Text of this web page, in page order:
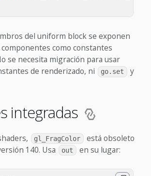
del uniform block se exponen
como constantes
se necesita migración para usar
de renderizado, ni
go.set y
integradas
gl_FragColor
está obsoleto
140. Usa
out en su lugar: